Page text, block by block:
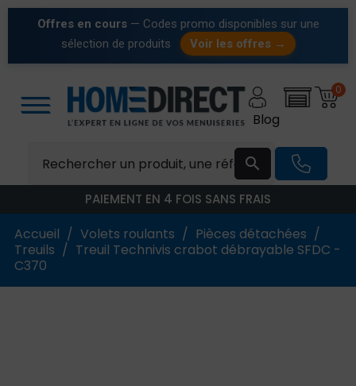
Offres en cours — Codes promo disponibles sur une
sélection de produits
Voir les offres →

0
Blog
PAIEMENT EN 4 FOIS SANS FRAIS
Accueil Volets roulants
Pièces détachées
Treuils
Treuil Technivis crabot débrayable SFDC -
C370